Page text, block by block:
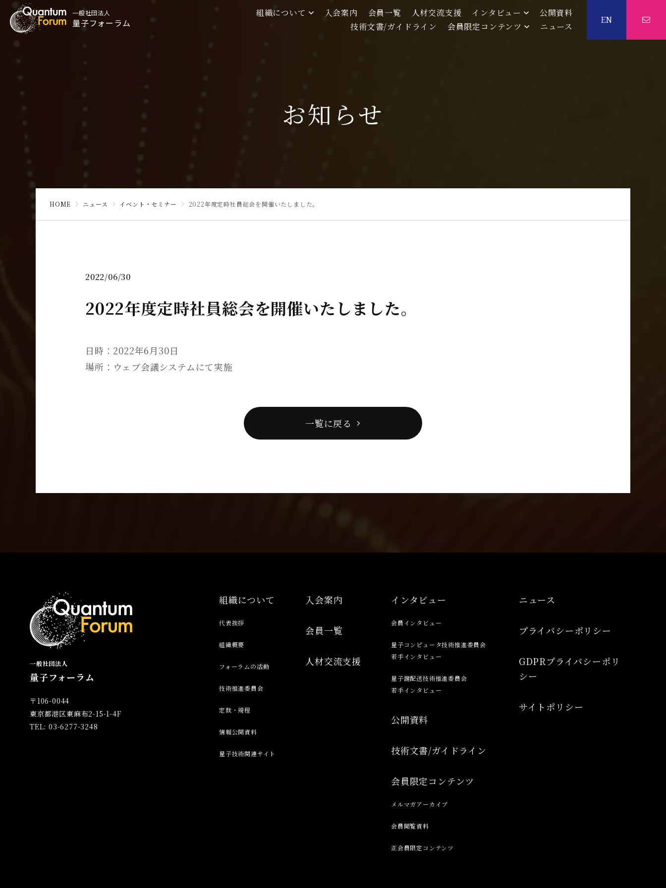
一般社団法人
量子フォーラム
組織について 入会案内 会員一覧 人材交流支援 インタビュー
公開資料
技術文書/ガイドライン
会員限定コンテンツ ニュース
EN
お知らせ
HOME ニュース イベント・セミナー 2022年度定時社員総会を開催いたしました。
2022/06/30
2022年度定時社員総会を開催いたしました。
日時：2022年6月30日
場所：ウェブ会議システムにて実施
一覧に戻る
一般社団法人
量子フォーラム
〒106-0044
東京都港区東麻布2-15-1-4F
TEL: 03-6277-3248
組織について
代表挨拶
組織概要
フォーラムの活動
技術推進委員会
定款・規程
情報公開資料
量子技術関連サイト
入会案内
会員一覧
人材交流支援
インタビュー
会員インタビュー
量子コンピュータ技術推進委員会
若手インタビュー
量子鍵配送技術推進委員会
若手インタビュー
公開資料
技術文書/ガイドライン
会員限定コンテンツ
メルマガアーカイブ
会員閲覧資料
正会員限定コンテンツ
ニュース
プライバシーポリシー
GDPRプライバシーポリ
シー
サイトポリシー